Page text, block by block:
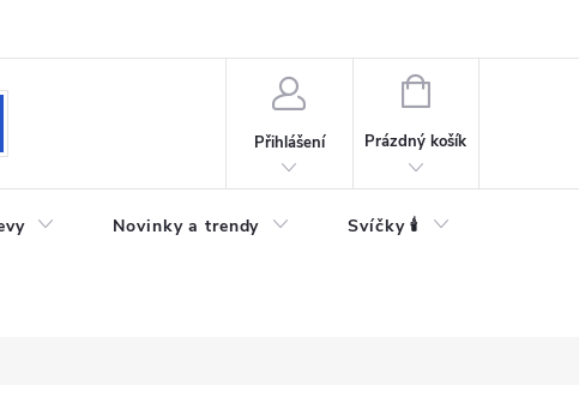
Přihlášení
NÁKUPNÍ
Prázdný košík
Novinky a trendy Svíčky 🕯️